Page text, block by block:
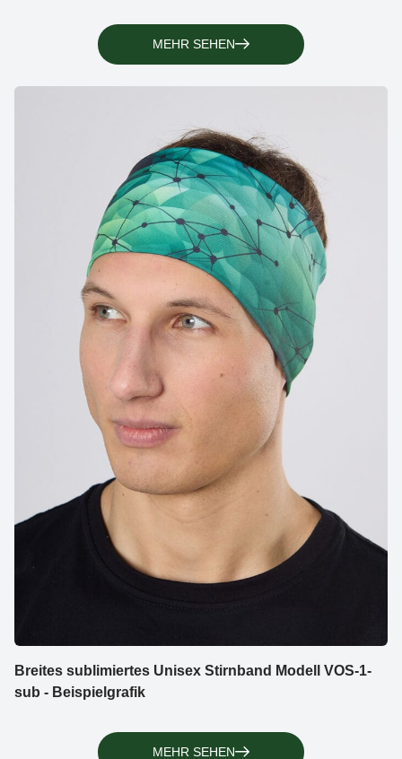
MEHR SEHEN
Breites sublimiertes Unisex Stirnband Modell VOS-1-
sub - Beispielgrafik
MEHR SEHEN